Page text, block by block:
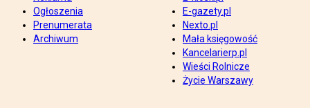
Ogłoszenia
Prenumerata
Archiwum
E-gazety.pl
Nexto.pl
Mała księgowość
Kancelarierp.pl
Wieści Rolnicze
Życie Warszawy